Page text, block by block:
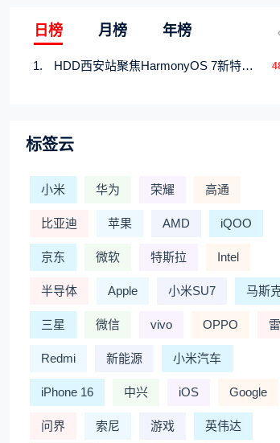
日榜 月榜 年榜
HDD西安站聚焦HarmonyOS 7新特性，解锁从互联到智能的应用开发新范式
标签云
小米 华为 荣耀 高通
比亚迪 苹果 AMD iQOO
京东 微软 特斯拉 Intel
半导体 Apple 小米SU7 马斯
三星 微信 vivo OPPO
Redmi 新能源 小米汽车
iPhone 16 中兴 iOS Google
问界 索尼 游戏 英伟达